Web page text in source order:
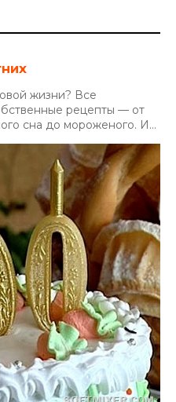
жизни? Все
рецепты — от
сна до мороженого. И...